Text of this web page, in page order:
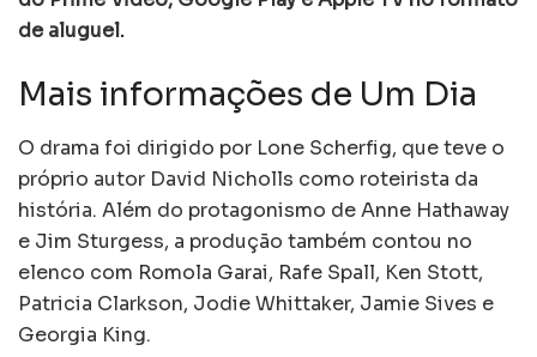
de aluguel.
Mais informações de Um Dia
O drama foi dirigido por Lone Scherfig, que teve o
próprio autor David Nicholls como roteirista da
história. Além do protagonismo de Anne Hathaway
e Jim Sturgess, a produção também contou no
elenco com Romola Garai, Rafe Spall, Ken Stott,
Patricia Clarkson, Jodie Whittaker, Jamie Sives e
Georgia King.